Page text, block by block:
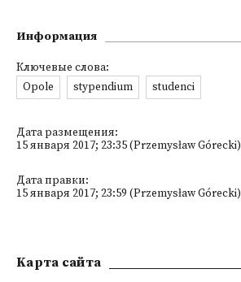
Информация
Ключевые слова:
Opole
stypendium studenci
Дата размещения:
15 января 2017; 23:35 (Przemysław Górecki)
Дата правки:
15 января 2017; 23:59 (Przemysław Górecki)
Kарта сайта